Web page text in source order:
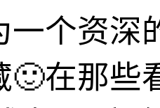
一个资深
🙂在那些